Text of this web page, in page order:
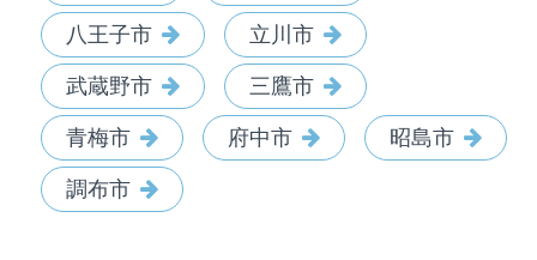
八王子市 立川市
武蔵野市 三鷹市
青梅市 府中市 昭島市
調布市